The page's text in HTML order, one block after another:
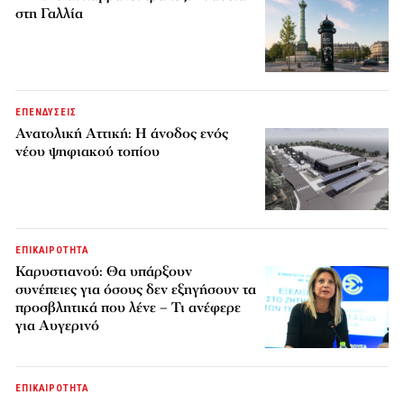
στη Γαλλία
ΕΠΕΝΔΥΣΕΙΣ
Ανατολική Αττική: Η άνοδος ενός
νέου ψηφιακού τοπίου
ΕΠΙΚΑΙΡΟΤΗΤΑ
Καρυστιανού: Θα υπάρξουν
συνέπειες για όσους δεν εξηγήσουν τα
προσβλητικά που λένε – Τι ανέφερε
για Αυγερινό
ΕΠΙΚΑΙΡΟΤΗΤΑ